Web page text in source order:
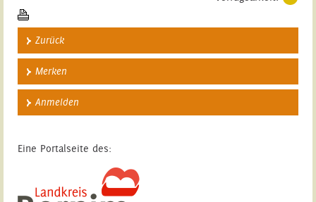
Zurück
Merken
Anmelden
Eine Portalseite des: